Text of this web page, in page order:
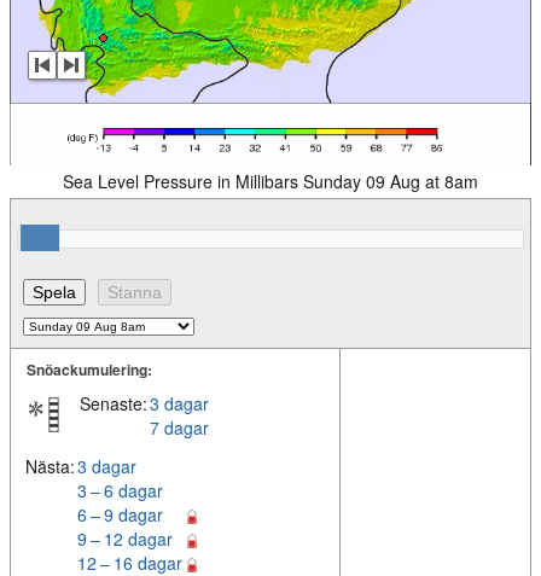
Sea Level Pressure in Millibars Sunday 09 Aug at 8am
Snöackumulering:
Senaste:3 dagar
7 dagar
Nästa:3 dagar
3 – 6 dagar
6 – 9 dagar
9 – 12 dagar
12 – 16 dagar